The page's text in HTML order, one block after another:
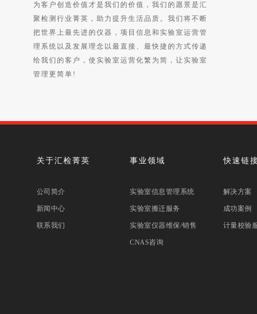
为客户创造价值才是我们的价值，我们的愿景是汇
聚检测行业菁英，助力提升生活品质。我们将不断
把世界上最先进的仪器，项目信息和实验室运营管
理系统以及发展理念以最直接、最快捷的方式传递
给我们的客户，使实验室运营化繁为简，让实验室
管理更简单!
关于汇检菁英
公司简介
新闻中心
联系我们
事业领域
实验室信息管理系统
实验室搬迁服务
实验室仪器维保/销售
CNAS咨询
快速链
解决方案
成功案例
计量校验